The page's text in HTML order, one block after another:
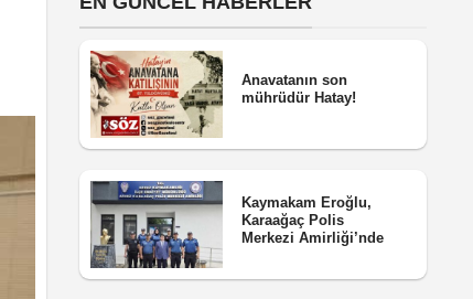
Anavatanın son
mührüdür Hatay!
Kaymakam Eroğlu,
Karaağaç Polis
Merkezi Amirliği’nde